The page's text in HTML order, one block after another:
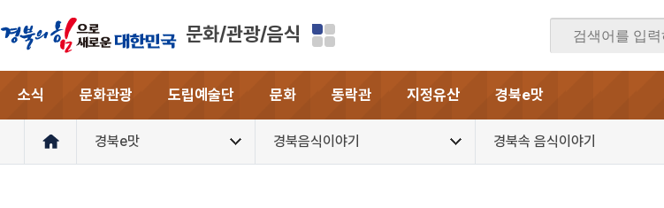
문화/관광/음식
소식 문화관광 도립예술단 문화 동락관 지정유산 경북e맛
경북e맛 경북음식이야기 경북속 음식이야기